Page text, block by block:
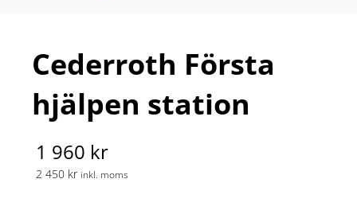
Cederroth Första
hjälpen station
1 960 kr
2 450 kr inkl. moms